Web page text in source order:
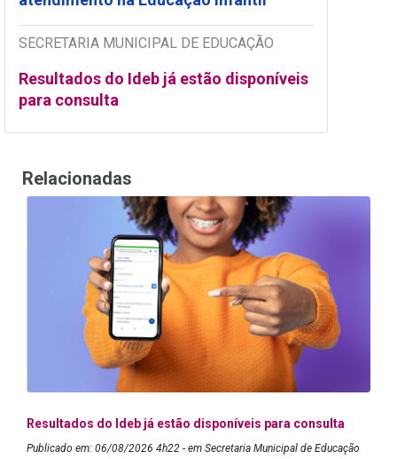
SECRETARIA MUNICIPAL DE EDUCAÇÃO
Resultados do Ideb já estão disponíveis
para consulta
Relacionadas
Resultados do Ideb já estão disponíveis para consulta
Publicado em: 06/08/2026 4h22 - em Secretaria Municipal de Educação